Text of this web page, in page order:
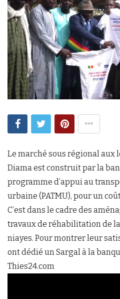
Le marché sous régional aux
Diama est construit par la
programme d’appui au
urbaine (PATMU), pour un
C’est dans le cadre des
travaux de réhabilitation de
niayes. Pour montrer leur
ont dédié un Sargal à la
Thies24.com